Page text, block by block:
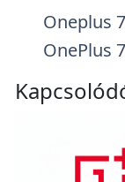
Oneplus
OnePlus